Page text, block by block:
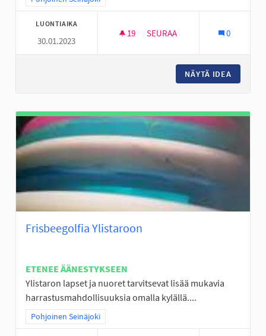
LUONTIAIKA
30.01.2023
19 19 SEURAAJAA
SEURAA 0
NÄYTÄ IDEA
Frisbeegolfia Ylistaroon
ETENEE ÄÄNESTYKSEEN
Ylistaron lapset ja nuoret tarvitsevat lisää mukavia
harrastusmahdollisuuksia omalla kylällä....
Rajaa tulokset teeman mukaan: Pohjoinen Seinäjoki
Pohjoinen Seinäjoki